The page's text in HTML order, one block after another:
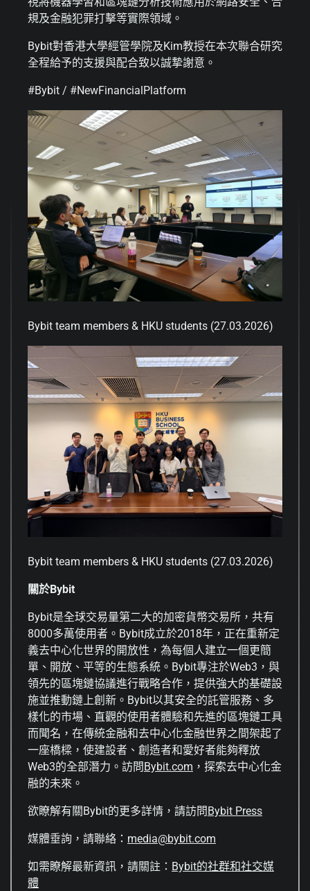
規及金融犯罪打擊等實際領域。
Bybit對香港大學經管學院及Kim教授在本次聯合研究
全程給予的支援與配合致以誠摯謝意。
#Bybit / #NewFinancialPlatform
Bybit team members & HKU students (27.03.2026)
Bybit team members & HKU students (27.03.2026)
關於Bybit
Bybit是全球交易量第二大的加密貨幣交易所，共有
8000多萬使用者。Bybit成立於2018年，正在重新定
義去中心化世界的開放性，為每個人建立一個更簡
單、開放、平等的生態系統。Bybit專注於Web3，與
領先的區塊鏈協議進行戰略合作，提供強大的基礎設
施並推動鏈上創新。Bybit以其安全的託管服務、多
樣化的市場、直觀的使用者體驗和先進的區塊鏈工具
而聞名，在傳統金融和去中心化金融世界之間架起了
一座橋樑，使建設者、創造者和愛好者能夠釋放
Web3的全部潛力。訪問Bybit.com ，探索去中心化金
融的未來。
欲瞭解有關Bybit的更多詳情，請訪問Bybit Press
媒體垂詢，請聯絡： media@bybit.com
如需瞭解最新資訊，請關註： Bybit的社群和社交媒
體